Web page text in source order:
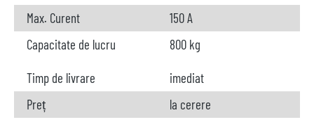
Max. Curent
150 A
Capacitate de lucru
800 kg
Timp de livrare
imediat
Preț
la cerere